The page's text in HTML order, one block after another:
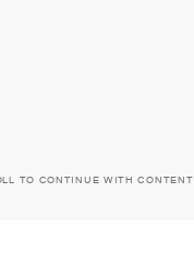
TO CONTINUE WITH CONTENT